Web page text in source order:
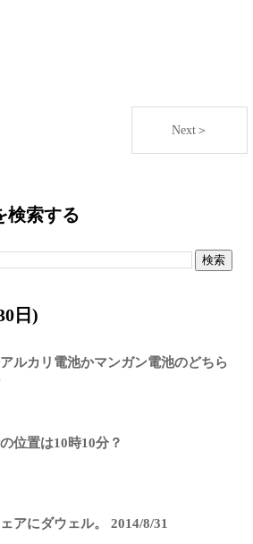
Next＞
検索する
日)
ルカリ電池かマンガン電池のどちら
位置は10時10分？
アにダウェル。 2014/8/31